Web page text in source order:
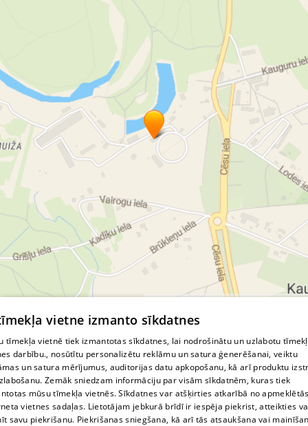
© MapTiler© OpenStreetMap contributors
vietne izmanto sīkdatnes
tīmekļa vietnē tiek izmantotas sīkdatnes, lai nodrošinātu un uzlabotu
darbību., nosūtītu personalizētu reklāmu un satura ģenerēšanai, veiktu
un satura mērījumus, auditorijas datu apkopošanu, kā arī produktu
Zemāk sniedzam informāciju par visām sīkdatnēm, kuras tiek
mūsu tīmekļa vietnēs. Sīkdatnes var atšķirties atkarībā no
vietnes sadaļas. Lietotājam jebkurā brīdī ir iespēja piekrist, atteikties
savu piekrišanu. Piekrišanas sniegšana, kā arī tās atsaukšana vai